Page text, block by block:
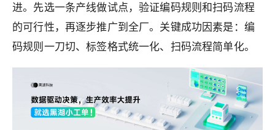
进。先选一条产线做试点，验证编码规则和扫码流程
的可行性，再逐步推广到全厂。关键成功因素是：编
码规则一刀切、标签格式统一化、扫码流程简单化。